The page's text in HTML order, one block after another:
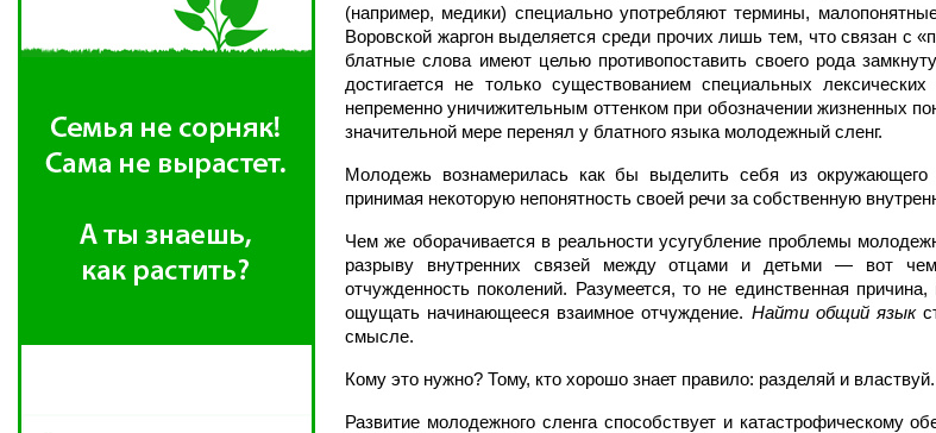
(например, медики) специально употребляют термины,
Воровской жаргон выделяется среди прочих лишь тем, что связан с
блатные слова имеют целью противопоставить своего рода
достигается не только существованием специальных
непременно уничижительным оттенком при обозначении жизненных
значительной мере перенял у блатного языка молодежный сленг.
Молодежь вознамерилась как бы выделить себя из
принимая некоторую непонятность своей речи за собственную
Чем же оборачивается в реальности усугубление проблемы
разрыву внутренних связей между отцами и детьми — вот
отчужденность поколений. Разумеется, то не единственная
ощущать начинающееся взаимное отчуждение. Найти общий язык
смысле.
Кому это нужно? Тому, кто хорошо знает правило: разделяй и властвуй.
Развитие молодежного сленга способствует и катастрофическому